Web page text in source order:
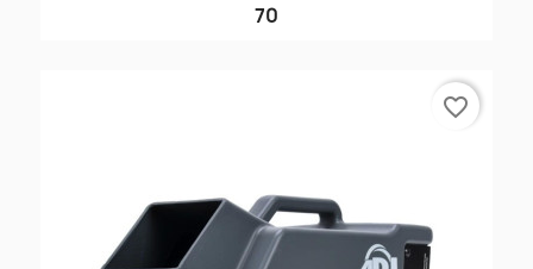
70
favorite_border